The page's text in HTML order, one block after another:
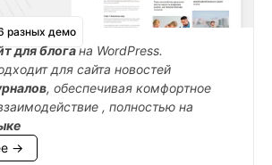
разных демо
для блогана WordPress.
для сайта новостей
, обеспечивая комфортное
, полностью на
→